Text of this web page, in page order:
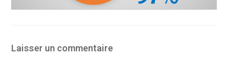
Laisser un commentaire